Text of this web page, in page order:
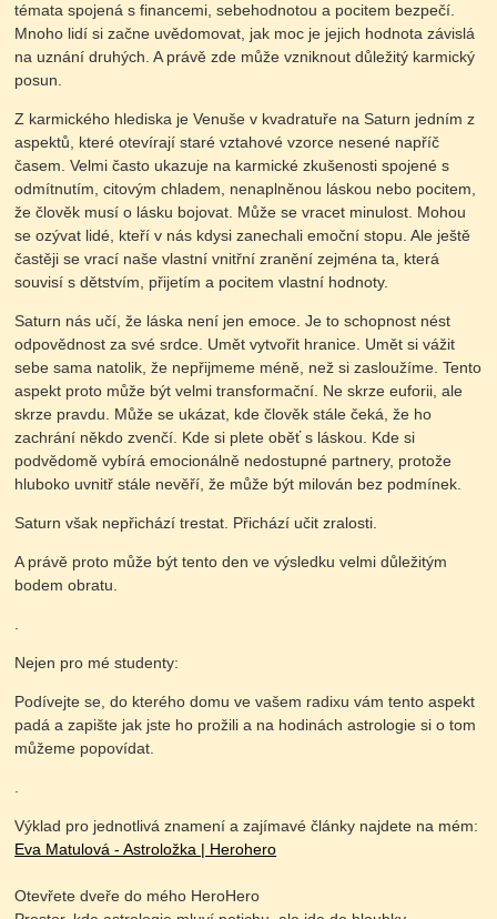
témata spojená s financemi, sebehodnotou a pocitem bezpečí.
Mnoho lidí si začne uvědomovat, jak moc je jejich hodnota závislá
na uznání druhých. A právě zde může vzniknout důležitý karmický
posun.
Z karmického hlediska je Venuše v kvadratuře na Saturn jedním z
aspektů, které otevírají staré vztahové vzorce nesené napříč
časem. Velmi často ukazuje na karmické zkušenosti spojené s
odmítnutím, citovým chladem, nenaplněnou láskou nebo pocitem,
že člověk musí o lásku bojovat. Může se vracet minulost. Mohou
se ozývat lidé, kteří v nás kdysi zanechali emoční stopu. Ale ještě
častěji se vrací naše vlastní vnitřní zranění zejména ta, která
souvisí s dětstvím, přijetím a pocitem vlastní hodnoty.
Saturn nás učí, že láska není jen emoce. Je to schopnost nést
odpovědnost za své srdce. Umět vytvořit hranice. Umět si vážit
sebe sama natolik, že nepřijmeme méně, než si zasloužíme. Tento
aspekt proto může být velmi transformační. Ne skrze euforii, ale
skrze pravdu. Může se ukázat, kde člověk stále čeká, že ho
zachrání někdo zvenčí. Kde si plete oběť s láskou. Kde si
podvědomě vybírá emocionálně nedostupné partnery, protože
hluboko uvnitř stále nevěří, že může být milován bez podmínek.
Saturn však nepřichází trestat. Přichází učit zralosti.
A právě proto může být tento den ve výsledku velmi důležitým
bodem obratu.
.
Nejen pro mé studenty:
Podívejte se, do kterého domu ve vašem radixu vám tento aspekt
padá a zapište jak jste ho prožili a na hodinách astrologie si o tom
můžeme popovídat.
.
Výklad pro jednotlivá znamení a zajímavé články najdete na mém:
Eva Matulová - Astroložka | Herohero
Otevřete dveře do mého HeroHero